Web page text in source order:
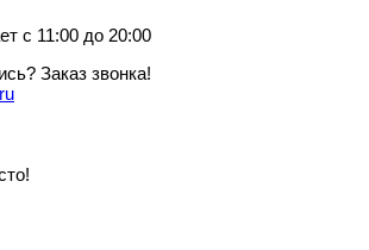
с 11:00 до 20:00
Заказ звонка!